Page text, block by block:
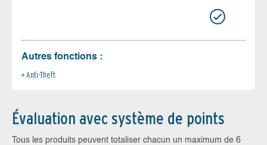
Autres fonctions :
Anti-Theft
Évaluation avec système de points
Tous les produits peuvent totaliser chacun un maximum de 6